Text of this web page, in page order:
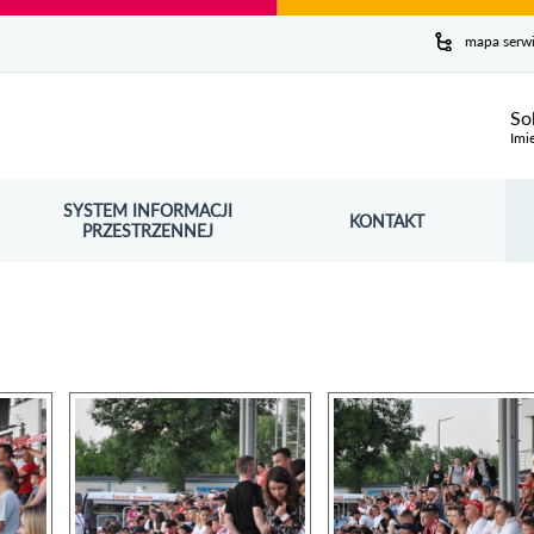
mapa
SYSTEM INFORMACJI
PRZESTRZENNEJ
OTWORZY SIĘ W NOWYM OKNIE KONTAKT